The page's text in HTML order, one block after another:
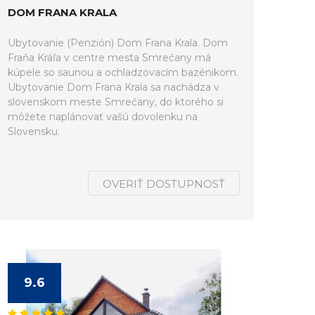
DOM FRANA KRALA
Ubytovanie (Penzión) Dom Frana Krala. Dom
Fraňa Kráľa v centre mesta Smrečany má
kúpele so saunou a ochladzovacím bazénikom.
Ubytovanie Dom Frana Krala sa nachádza v
slovenskom meste Smrečany, do ktorého si
môžete naplánovať vašú dovolenku na
Slovensku.
OVERIŤ DOSTUPNOSŤ
9.6